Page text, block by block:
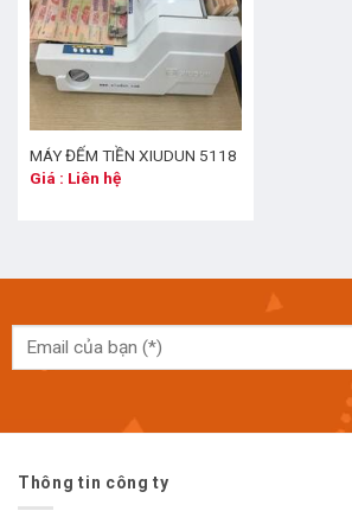
MÁY ĐẾM TIỀN XIUDUN 5118
Giá : Liên hệ
Thông tin công ty